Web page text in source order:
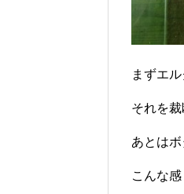
まずエ
それを
あとは
こんな